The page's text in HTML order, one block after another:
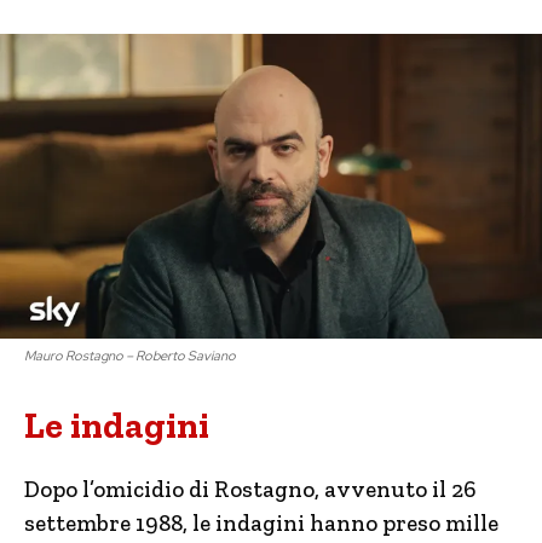
Mauro Rostagno – Roberto Saviano
Le indagini
Dopo l’omicidio di Rostagno, avvenuto il 26
settembre 1988, le indagini hanno preso mille